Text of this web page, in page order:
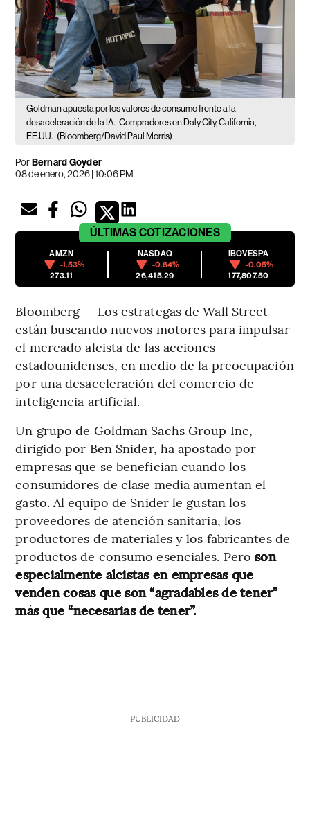
Goldman apuesta por los valores de consumo frente a la
desaceleración de la IA. Compradores en Daly City, California,
EE.UU. (Bloomberg/David Paul Morris)
PorBernard Goyder
08 de enero, 2026 | 10:06 PM
ÚLTIMAS COTIZACIONES
AMZN
-1.53%
273.11
NASDAQ
-0.64%
26,415.29
IBOVESPA
-0.05%
177,807.50
Bloomberg — Los estrategas de Wall Street
están buscando nuevos motores para impulsar
el mercado alcista de las acciones
estadounidenses, en medio de la preocupación
por una desaceleración del comercio de
inteligencia artificial.
Un grupo de Goldman Sachs Group Inc,
dirigido por Ben Snider, ha apostado por
empresas que se benefician cuando los
consumidores de clase media aumentan el
gasto. Al equipo de Snider le gustan los
proveedores de atención sanitaria, los
productores de materiales y los fabricantes de
productos de consumo esenciales. Peroson
especialmente alcistas en empresas que
venden cosas que son “agradables de tener”
más que “necesarias de tener”.
PUBLICIDAD